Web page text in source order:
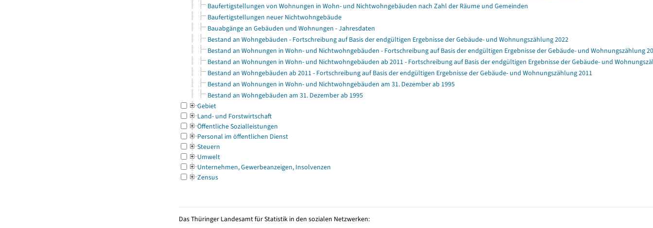
Baufertigstellungen von Wohnungen in Wohn- und Nichtwohngebäuden nach Zahl der Räume und Gemeinden
Baufertigstellungen neuer Nichtwohngebäude
Bauabgänge an Gebäuden und Wohnungen - Jahresdaten
Bestand an Wohngebäuden - Fortschreibung auf Basis der endgültigen Ergebnisse der Gebäude- und Wohnungszählung 2022
Bestand an Wohnungen in Wohn- und Nichtwohngebäuden - Fortschreibung auf Basis der endgültigen Ergebnisse der Gebäude- und Wohnungszählung
Bestand an Wohnungen in Wohn- und Nichtwohngebäuden ab 2011 - Fortschreibung auf Basis der endgültigen Ergebnisse der Gebäude- und
Bestand an Wohngebäuden ab 2011 - Fortschreibung auf Basis der endgültigen Ergebnisse der Gebäude- und Wohnungszählung 2011
Bestand an Wohnungen in Wohn- und Nichtwohngebäuden am 31. Dezember ab 1995
Bestand an Wohngebäuden am 31. Dezember ab 1995
Gebiet
Land- und Forstwirtschaft
Öffentliche Sozialleistungen
Personal im öffentlichen Dienst
Steuern
Umwelt
Unternehmen, Gewerbeanzeigen, Insolvenzen
Zensus
Das Thüringer Landesamt für Statistik in den sozialen Netzwerken: